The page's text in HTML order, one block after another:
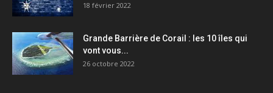
18 février 2022
Grande Barrière de Corail : les 10 îles qui
vont vous...
26 octobre 2022